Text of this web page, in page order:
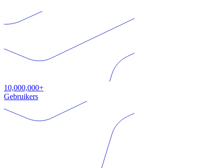
10,000,000+
Gebruikers